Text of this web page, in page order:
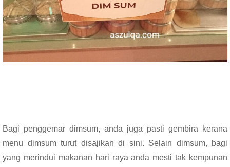
Bagi penggemar dimsum, anda juga pasti gembira kerana
menu dimsum turut disajikan di sini. Selain dimsum, bagi
yang merindui makanan hari raya anda mesti tak kempunan